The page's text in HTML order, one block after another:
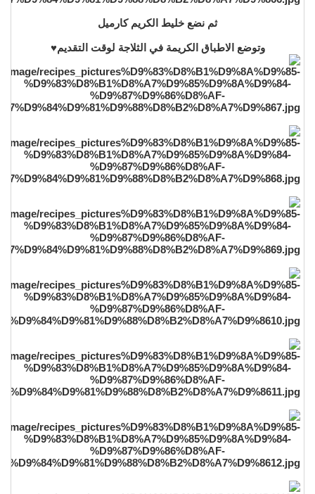
ثم نضع خليط الكريم كارميل
وتوضع الاطباق الكريمة في الثلاجة لوقت التقديم♥️